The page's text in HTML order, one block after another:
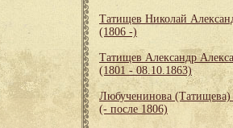
Татищев Николай
(1806 -)
Татищев Александр
(1801 - 08.10.1863)
Любученинова (Татищева)
(- после 1806)